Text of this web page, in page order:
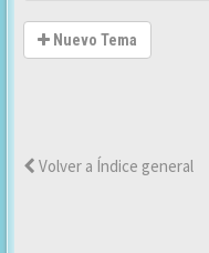
Nuevo Tema
Volver a Índice general